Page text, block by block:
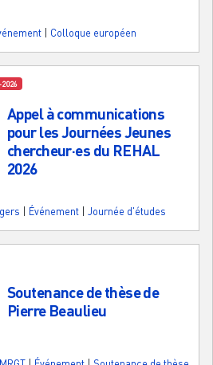
Colloque européen
Appel à communications
pour les Journées Jeunes
chercheur·es du REHAL
2026
Événement Journée d'études
Soutenance de thèse de
Pierre Beaulieu